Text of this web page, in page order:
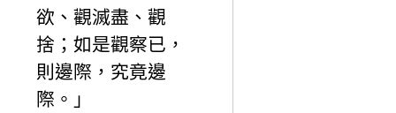
欲、觀滅盡、觀
捨；如是觀察已，
則邊際，究竟邊
際。」